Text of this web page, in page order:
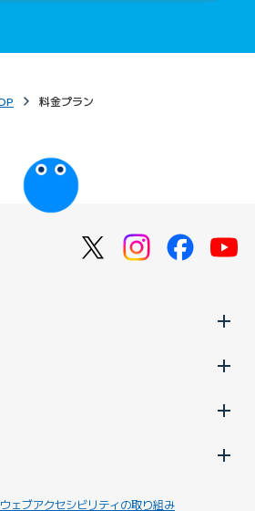
料金プラン
きます）
びっぷるのページ
ウェブアクセシビリティの取り組み